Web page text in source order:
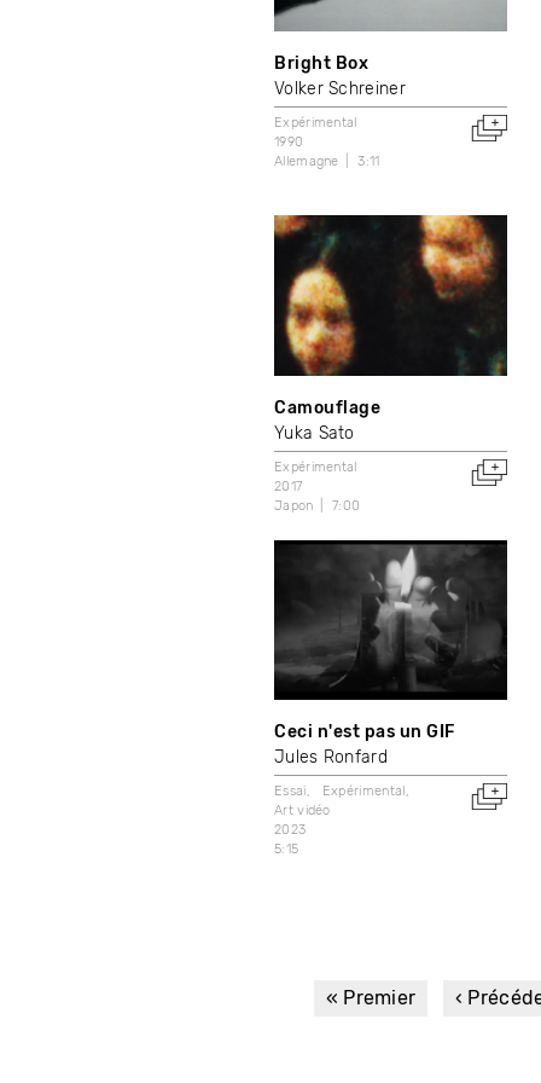
Bright Box
Volker Schreiner
Expérimental
1990
Allemagne
3:11
Camouflage
Yuka Sato
Expérimental
2017
Japon
7:00
Ceci n'est pas un GIF
Jules Ronfard
Essai
Expérimental
Art vidéo
2023
5:15
Première
« Premier
Page
‹